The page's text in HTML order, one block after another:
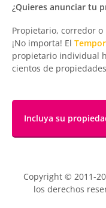
¿Quieres anunciar tu
Propietario, corredor
¡No importa! El
propietario individual
cientos de
Incluya su
Copyright © 2011-
los derechos